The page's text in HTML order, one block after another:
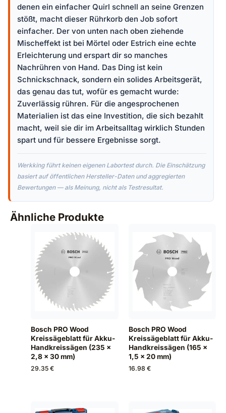
denen ein einfacher Quirl schnell an seine Grenzen
stößt, macht dieser Rührkorb den Job sofort
einfacher. Der von unten nach oben ziehende
Mischeffekt ist bei Mörtel oder Estrich eine echte
Erleichterung und erspart dir so manches
Nachrühren von Hand. Das Ding ist kein
Schnickschnack, sondern ein solides Arbeitsgerät,
das genau das tut, wofür es gemacht wurde:
Zuverlässig rühren. Für die angesprochenen
Materialien ist das eine Investition, die sich bezahlt
macht, weil sie dir im Arbeitsalltag wirklich Stunden
spart und für bessere Ergebnisse sorgt.
Werkking führt keinen eigenen Labortest durch. Die Einschätzung
basiert auf öffentlichen Hersteller-Daten und aggregierten
Bewertungen — als Meinung, nicht als Testresultat.
Ähnliche Produkte
Bosch PRO Wood
Kreissägeblatt für Akku-
Handkreissägen (235 x
2,8 x 30 mm)
29.35 €
Bosch PRO Wood
Kreissägeblatt für Akku-
Handkreissägen (165 x
1,5 x 20 mm)
16.98 €